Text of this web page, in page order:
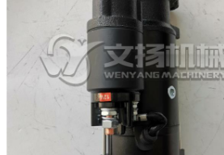
Chine continentale
Caisse en bois ou carton
Délai de livraison
Dans les 2-5 jours